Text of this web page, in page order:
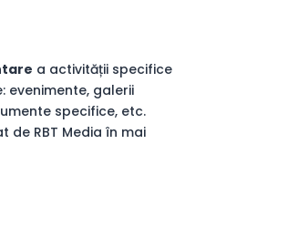
a activității specifice
evenimente, galerii
specifice, etc.
de RBT Media în mai